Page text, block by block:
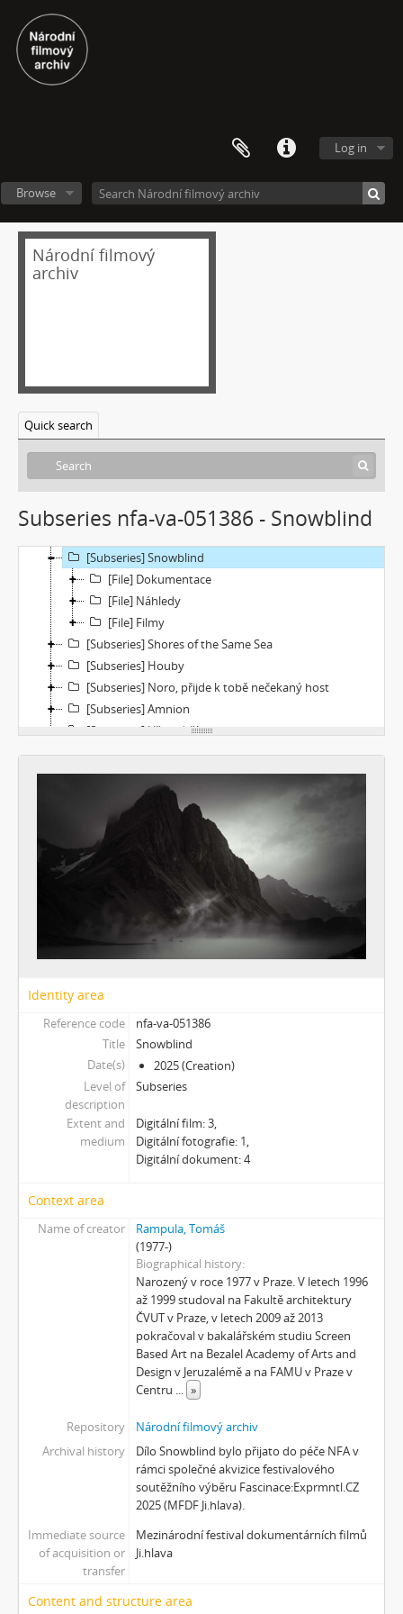
Log in
Browse
Národní filmový
archiv
Quick search
Subseries nfa-va-051386 - Snowblind
[Subseries] Plasma
[Subseries] Promiň
[Subseries] Konkomitantní růstový jev
[Subseries] Hun Tun
[Subseries] Pyramida
[Subseries] Ecopoiesis
[Subseries] Ruvja a Morena
[Subseries] Říká se, že nejdelší sen trvá 45 minut
[Subseries] Ke kořenům
[Subseries] Ticho před bouří
[Subseries] tryin to sport something
[Subseries] proxy
[Subseries] Snowblind
[File] Dokumentace
[File] Náhledy
[File] Filmy
[Subseries] Shores of the Same Sea
[Subseries] Houby
[Subseries] Noro, přijde k tobě nečekaný host
[Subseries] Amnion
[Subseries] Už se držím
[Subseries] Lamecore_Meduza_VS_Mořskáokurka
[Subseries] And You Know What Comes Next...
[Subseries] SOFT DETECTIVE LOVE STORY
[Subseries] Intercore
[Subseries] Soft, Soft, Soft, Hard as Fuck
Identity area
Reference code
nfa-va-051386
Title
Snowblind
Date(s)
2025 (Creation)
Level of
description
Subseries
Extent and
medium
Digitální film: 3,
Digitální fotografie: 1,
Digitální dokument: 4
Context area
Name of creator
Rampula, Tomáš
(1977-)
Biographical history
Narozený v roce 1977 v Praze. V letech 1996
až 1999 studoval na Fakultě architektury
ČVUT v Praze, v letech 2009 až 2013
pokračoval v bakalářském studiu Screen
Based Art na Bezalel Academy of Arts and
Design v Jeruzalémě a na FAMU v Praze v
Centru ... »
Repository
Národní filmový archiv
Archival history
Dílo Snowblind bylo přijato do péče NFA v
rámci společné akvizice festivalového
soutěžního výběru Fascinace:Exprmntl.CZ
2025 (MFDF Ji.hlava).
Immediate source
of acquisition or
transfer
Mezinárodní festival dokumentárních filmů
Ji.hlava
Content and structure area